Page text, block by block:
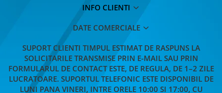
INFO CLIENTI
DATE COMERCIALE
SUPORT CLIENTI TIMPUL ESTIMAT DE RASPUNS LA
SOLICITARILE TRANSMISE PRIN E-MAIL SAU PRIN
FORMULARUL DE CONTACT ESTE, DE REGULA, DE 1–2 ZILE
LUCRATOARE. SUPORTUL TELEFONIC ESTE DISPONIBIL DE
LUNI PANA VINERI, INTRE ORELE 10:00 SI 17:00, CU